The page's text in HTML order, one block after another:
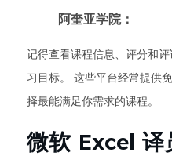
阿奎亚学院：
记得查看课程信息、评分和
习目标。 这些平台经常提供
择最能满足你需求的课程。
微软 Excel 译